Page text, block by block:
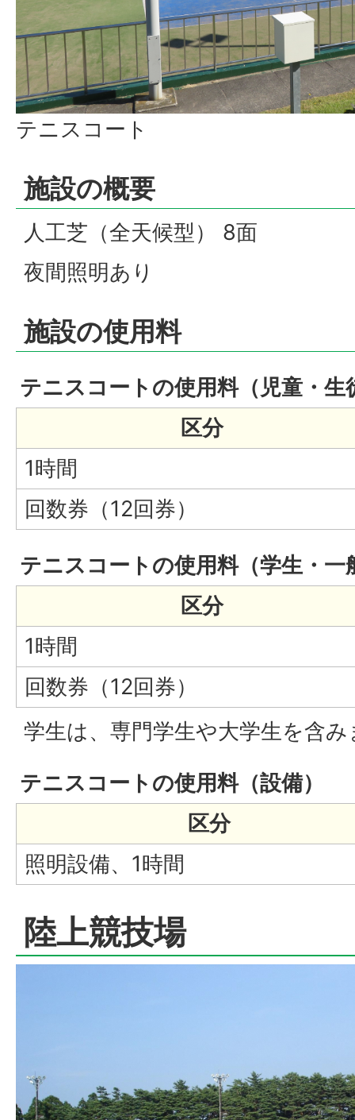
テニスコート
施設の概要
人工芝（全天候型） 8面
夜間照明あり
施設の使用料
テニスコートの使用料（児童・生
区分
1時間
回数券（12回券）
テニスコートの使用料（学生・一
区分
1時間
回数券（12回券）
学生は、専門学生や大学生を含み
テニスコートの使用料（設備）
区分
照明設備、1時間
陸上競技場